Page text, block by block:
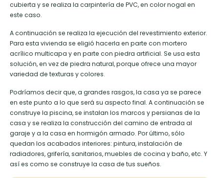
cubierta y se realiza la carpintería de PVC, en color nogal en
este caso.
A continuación se realiza la ejecución del revestimiento exterior.
Para esta vivienda se eligió hacerla en parte con mortero
acrílico multicapa y en parte con piedra artificial. Se usa esta
solución, en vez de piedra natural, porque ofrece una mayor
variedad de texturas y colores.
Podríamos decir que, a grandes rasgos, la casa ya se parece
en este punto a lo que será su aspecto final. A continuación se
construye la piscina, se instalan los marcos y persianas de la
casa y se realiza la construcción del camino de entrada al
garaje y a la casa en hormigón armado. Por último, sólo
quedan los acabados interiores: pintura, instalación de
radiadores, grifería, sanitarios, muebles de cocina y baño, etc. Y
así es como se construye la casa de tus sueños.